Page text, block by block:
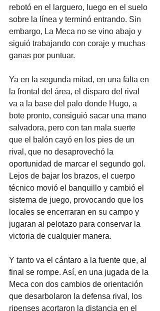
rebotó en el larguero, luego en el suelo
sobre la línea y terminó entrando. Sin
embargo, La Meca no se vino abajo y
siguió trabajando con coraje y muchas
ganas por puntuar.
Ya en la segunda mitad, en una falta en
la frontal del área, el disparo del rival
va a la base del palo donde Hugo, a
bote pronto, consiguió sacar una mano
salvadora, pero con tan mala suerte
que el balón cayó en los pies de un
rival, que no desaprovechó la
oportunidad de marcar el segundo gol.
Lejos de bajar los brazos, el cuerpo
técnico movió el banquillo y cambió el
sistema de juego, provocando que los
locales se encerraran en su campo y
jugaran al pelotazo para conservar la
victoria de cualquier manera.
Y tanto va el cántaro a la fuente que, al
final se rompe. Así, en una jugada de la
Meca con dos cambios de orientación
que desarbolaron la defensa rival, los
ripenses acortaron la distancia en el